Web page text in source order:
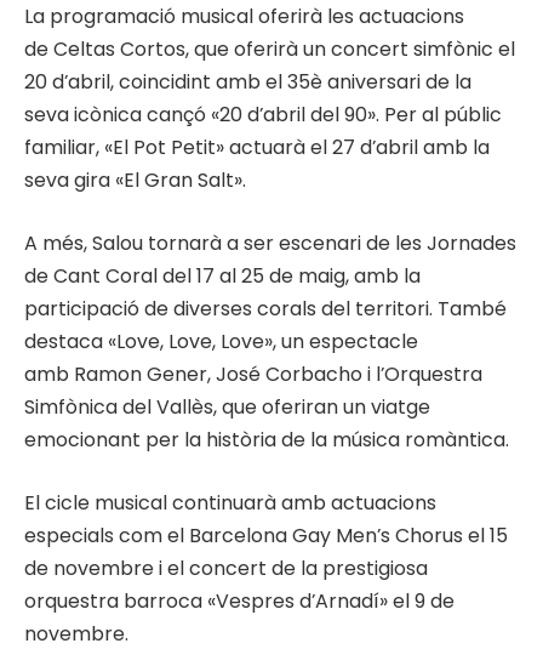
La programació musical oferirà les actuacions
de Celtas Cortos, que oferirà un concert simfònic el
20 d’abril, coincidint amb el 35è aniversari de la
seva icònica cançó «20 d’abril del 90». Per al públic
familiar, «El Pot Petit» actuarà el 27 d’abril amb la
seva gira «El Gran Salt».
A més, Salou tornarà a ser escenari de les Jornades
de Cant Coral del 17 al 25 de maig, amb la
participació de diverses corals del territori. També
destaca «Love, Love, Love», un espectacle
amb Ramon Gener, José Corbacho i l’Orquestra
Simfònica del Vallès, que oferiran un viatge
emocionant per la història de la música romàntica.
El cicle musical continuarà amb actuacions
especials com el Barcelona Gay Men’s Chorus el 15
de novembre i el concert de la prestigiosa
orquestra barroca «Vespres d’Arnadí» el 9 de
novembre.